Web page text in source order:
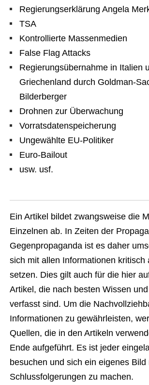
Regierungserklärung Angela
TSA
Kontrollierte Massenmedien
False Flag Attacks
Regierungsübernahme in Italien
Griechenland durch Goldman-
Bilderberger
Drohnen zur Überwachung
Vorratsdatenspeicherung
Ungewählte EU-Politiker
Euro-Bailout
usw. usf.
Ein Artikel bildet zwangsweise die
Einzelnen ab. In Zeiten der
Gegenpropaganda ist es daher
sich mit allen Informationen kritisch
setzen. Dies gilt auch für die hier
Artikel, die nach besten Wissen
verfasst sind. Um die
Informationen zu gewährleisten,
Quellen, die in den Artikeln
Ende aufgeführt. Es ist jeder
besuchen und sich ein eigenes Bild
Schlussfolgerungen zu machen.